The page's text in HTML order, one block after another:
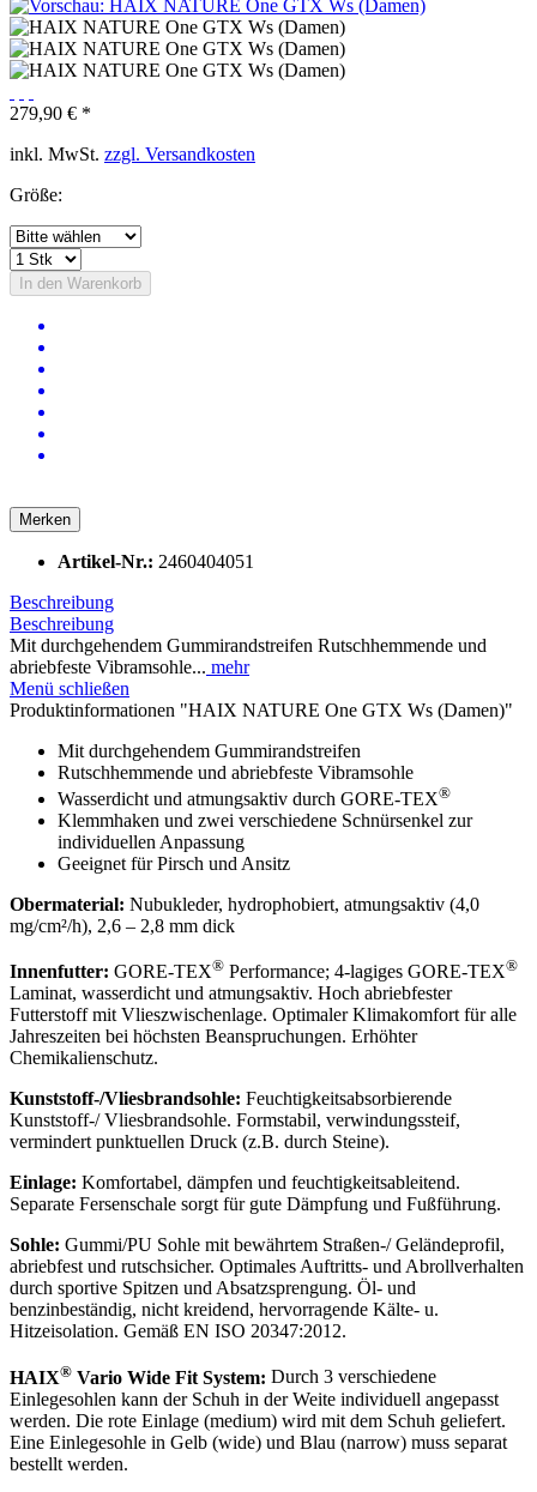
279,90 € *
inkl. MwSt. zzgl. Versandkosten
Größe:
In den Warenkorb
Merken
Artikel-Nr.: 2460404051
Beschreibung
Beschreibung
Mit durchgehendem Gummirandstreifen Rutschhemmende und
abriebfeste Vibramsohle... mehr
Menü schließen
Produktinformationen "HAIX NATURE One GTX Ws (Damen)"
Mit durchgehendem Gummirandstreifen
Rutschhemmende und abriebfeste Vibramsohle
Wasserdicht und atmungsaktiv durch GORE-TEX®
Klemmhaken und zwei verschiedene Schnürsenkel zur
individuellen Anpassung
Geeignet für Pirsch und Ansitz
Obermaterial: Nubukleder, hydrophobiert, atmungsaktiv (4,0
mg/cm²/h), 2,6 – 2,8 mm dick
Innenfutter: GORE-TEX® Performance; 4-lagiges GORE-TEX®
Laminat, wasserdicht und atmungsaktiv. Hoch abriebfester
Futterstoff mit Vlieszwischenlage. Optimaler Klimakomfort für alle
Jahreszeiten bei höchsten Beanspruchungen. Erhöhter
Chemikalienschutz.
Kunststoff-/Vliesbrandsohle: Feuchtigkeitsabsorbierende
Kunststoff-/ Vliesbrandsohle. Formstabil, verwindungssteif,
vermindert punktuellen Druck (z.B. durch Steine).
Einlage: Komfortabel, dämpfen und feuchtigkeitsableitend.
Separate Fersenschale sorgt für gute Dämpfung und Fußführung.
Sohle: Gummi/PU Sohle mit bewährtem Straßen-/ Geländeprofil,
abriebfest und rutschsicher. Optimales Auftritts- und Abrollverhalten
durch sportive Spitzen und Absatzsprengung. Öl- und
benzinbeständig, nicht kreidend, hervorragende Kälte- u.
Hitzeisolation. Gemäß EN ISO 20347:2012.
HAIX® Vario Wide Fit System: Durch 3 verschiedene
Einlegesohlen kann der Schuh in der Weite individuell angepasst
werden. Die rote Einlage (medium) wird mit dem Schuh geliefert.
Eine Einlegesohle in Gelb (wide) und Blau (narrow) muss separat
bestellt werden.